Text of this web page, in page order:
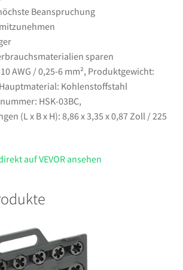
Beanspruchung
sparen
AWG / 0,25-6 mm², Produktgewicht:
Kohlenstoffstahl
HSK-03BC,
(L x B x H): 8,86 x 3,35 x 0,87 Zoll / 225
auf VEVOR ansehen